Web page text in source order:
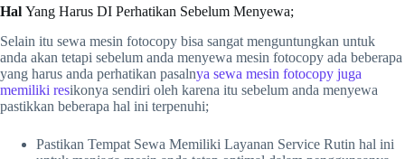
Hal Yang Harus DI Perhatikan Sebelum Menyewa;
Selain itu sewa mesin fotocopy bisa sangat menguntungkan untuk
anda akan tetapi sebelum anda menyewa mesin fotocopy ada beberapa
yang harus anda perhatikan pasalnya sewa mesin fotocopy juga
memiliki resikonya sendiri oleh karena itu sebelum anda menyewa
pastikkan beberapa hal ini terpenuhi;
Pastikan Tempat Sewa Memiliki Layanan Service Rutin hal ini